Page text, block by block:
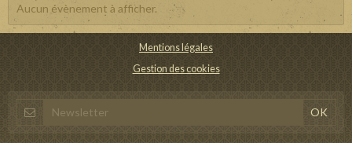
Aucun évènement à afficher.
Mentions légales
Gestion des cookies